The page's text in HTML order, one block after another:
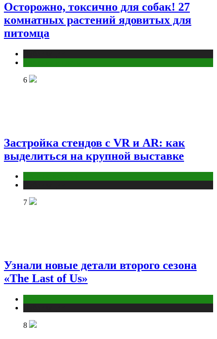
Осторожно, токсично для собак! 27
комнатных растений ядовитых для
питомца
6
Застройка стендов с VR и AR: как
выделиться на крупной выставке
7
Узнали новые детали второго сезона
«The Last of Us»
8